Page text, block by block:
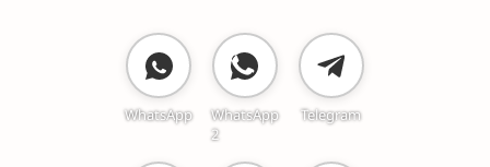
WhatsApp
WhatsApp
2
Telegram